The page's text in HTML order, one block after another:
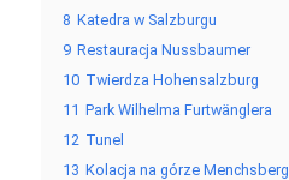
8 Katedra w Salzburgu
9 Restauracja Nussbaumer
10 Twierdza Hohensalzburg
11 Park Wilhelma Furtwänglera
12 Tunel
13 Kolacja na górze Menchsberg